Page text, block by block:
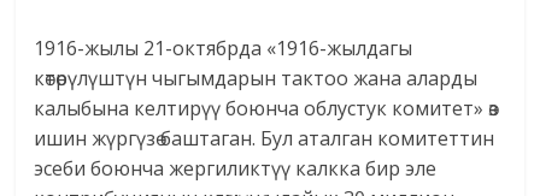
1916-жылы 21-октябрда «1916-жылдагы
көтөрүлүштүн чыгымдарын тактоо жана аларды
калыбына келтирүү боюнча облустук комитет» өз
ишин жүргүзө баштаган. Бул аталган комитеттин
эсеби боюнча жергиликтүү калкка бир эле